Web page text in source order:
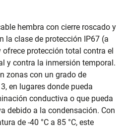
hembra con cierre roscado y
la clase de protección IP67 (a
ofrece protección total contra el
y contra la inmersión temporal.
zonas con un grado de
en lugares donde pueda
conductiva o que pueda
debido a la condensación. Con
de -40 °C a 85 °C, este